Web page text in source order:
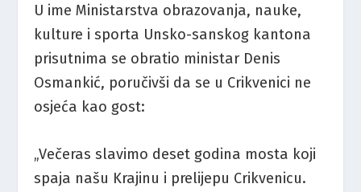
U ime Ministarstva obrazovanja, nauke,
kulture i sporta Unsko-sanskog kantona
prisutnima se obratio ministar Denis
Osmankić, poručivši da se u Crikvenici ne
osjeća kao gost:
„Večeras slavimo deset godina mosta koji
spaja našu Krajinu i prelijepu Crikvenicu.